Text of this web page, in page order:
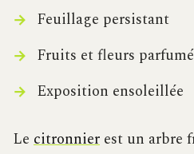
Feuillage persistant
Fruits et fleurs
Exposition ensoleillée
Le citronnier est un arbre